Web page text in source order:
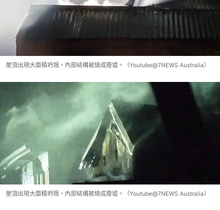
屋頂出現大面積坍塌，內部結構被燒成廢墟。（Youtube@7NEWS Australia）
屋頂出現大面積坍塌，內部結構被燒成廢墟。（Youtube@7NEWS Australia）